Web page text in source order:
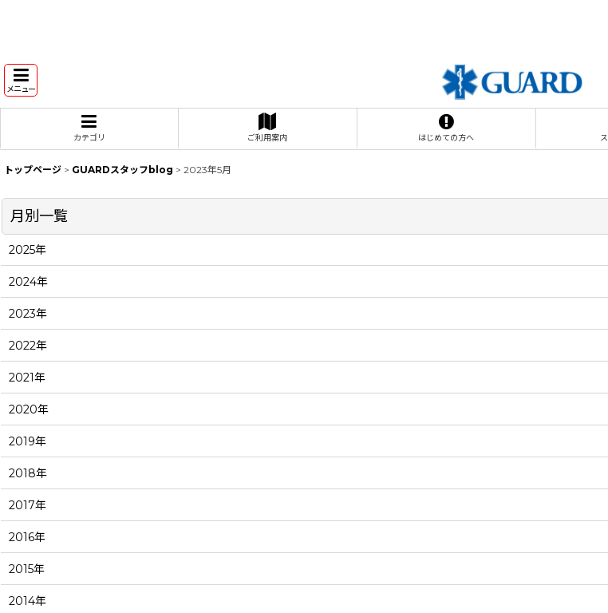
メニュー
カテゴリ ご利用案内 はじめての方へ
トップページ > GUARDスタッフblog > 2023年5月
月別一覧
2025年
2024年
2023年
2022年
2021年
2020年
2019年
2018年
2017年
2016年
2015年
2014年